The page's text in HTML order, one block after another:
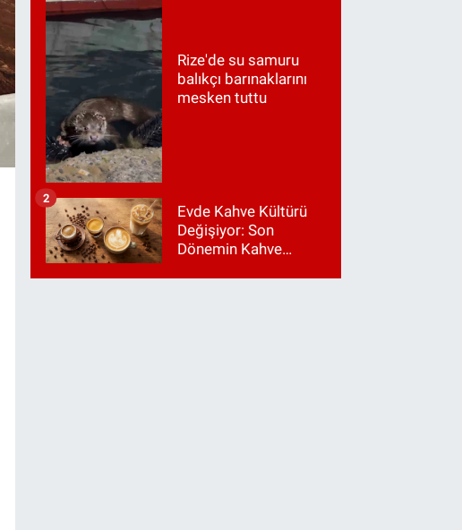
Rize'de su samuru
balıkçı barınaklarını
mesken tuttu
Evde Kahve Kültürü
Değişiyor: Son
Dönemin Kahve
2